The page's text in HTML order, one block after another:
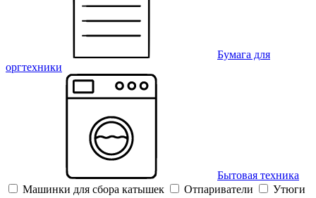
Бумага для
оргтехники
Бытовая техника
Машинки для сбора катышек
Отпариватели Утюги